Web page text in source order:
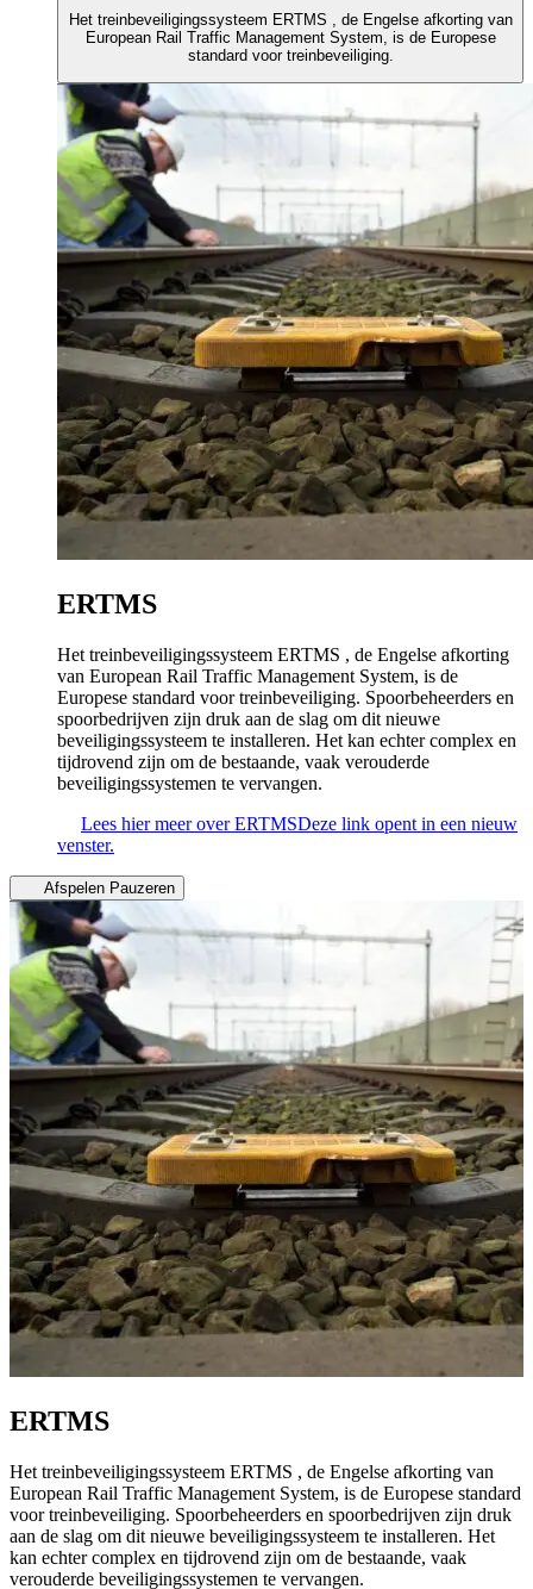
Het treinbeveiligingssysteem ERTMS , de Engelse afkorting van
European Rail Traffic Management System, is de Europese
standard voor treinbeveiliging.
ERTMS
Het treinbeveiligingssysteem ERTMS , de Engelse afkorting
van European Rail Traffic Management System, is de
Europese standard voor treinbeveiliging. Spoorbeheerders en
spoorbedrijven zijn druk aan de slag om dit nieuwe
beveiligingssysteem te installeren. Het kan echter complex en
tijdrovend zijn om de bestaande, vaak verouderde
beveiligingssystemen te vervangen.
Lees hier meer over ERTMSDeze link opent in een nieuw
venster.
Afspelen Pauzeren
ERTMS
Het treinbeveiligingssysteem ERTMS , de Engelse afkorting van
European Rail Traffic Management System, is de Europese standard
voor treinbeveiliging. Spoorbeheerders en spoorbedrijven zijn druk
aan de slag om dit nieuwe beveiligingssysteem te installeren. Het
kan echter complex en tijdrovend zijn om de bestaande, vaak
verouderde beveiligingssystemen te vervangen.